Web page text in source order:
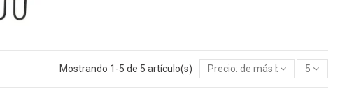
Mostrando 1-5 de 5 artículo(s) Precio: de más bajo a más alto
5